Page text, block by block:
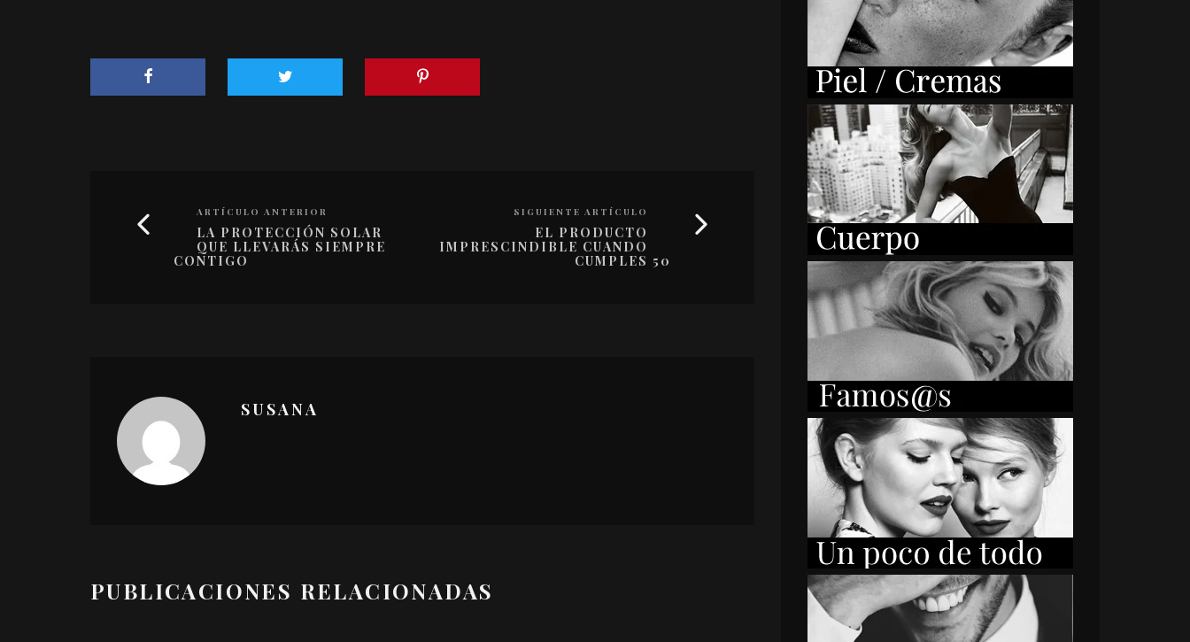
ARTÍCULO ANTERIOR
LA PROTECCIÓN SOLAR
QUE LLEVARÁS SIEMPRE
CONTIGO
SIGUIENTE ARTÍCULO
EL PRODUCTO
IMPRESCINDIBLE CUANDO
CUMPLES 50
SUSANA
PUBLICACIONES RELACIONADAS